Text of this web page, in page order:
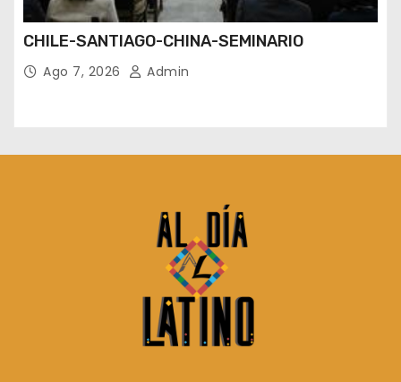
CHILE-SANTIAGO-CHINA-SEMINARIO
Ago 7, 2026 Admin